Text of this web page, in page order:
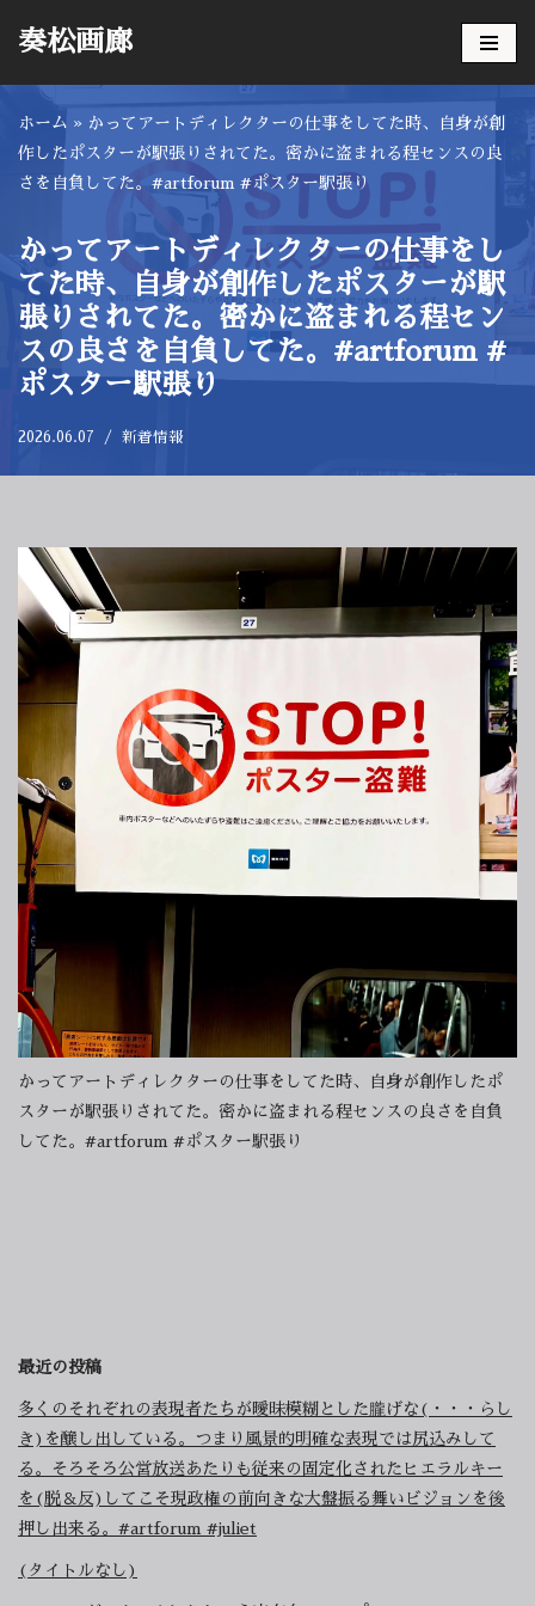
テ
ン
ツ
ス
キ
ッ
プ
奏松画廊
ホーム » かってアートディレクターの仕事をしてた時、自身が創
作したポスターが駅張りされてた。密かに盗まれる程センスの良
さを自負してた。#artforum #ポスター駅張り
かってアートディレクターの仕事をし
てた時、自身が創作したポスターが駅
張りされてた。密かに盗まれる程セン
スの良さを自負してた。#artforum #
ポスター駅張り
2026.06.07 新着情報
かってアートディレクターの仕事をしてた時、自身が創作したポ
スターが駅張りされてた。密かに盗まれる程センスの良さを自負
してた。#artforum #ポスター駅張り
最近の投稿
多くのそれぞれの表現者たちが曖昧模糊とした朧げな(・・・らし
き)を醸し出している。つまり風景的明確な表現では尻込みして
る。そろそろ公営放送あたりも従来の固定化されたヒエラルキー
を(脱＆反)してこそ現政権の前向きな大盤振る舞いビジョンを後
押し出来る。#artforum #juliet
(タイトルなし)